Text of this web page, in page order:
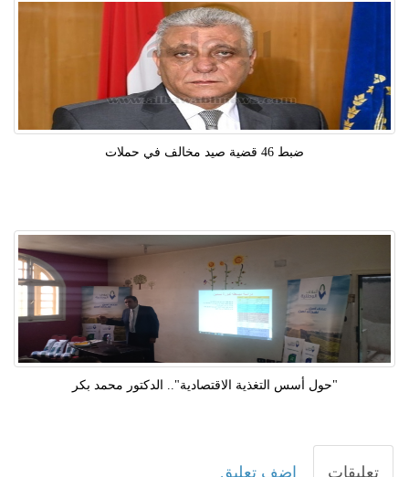
ضبط 46 قضية صيد مخالف في حملات
"حول أسس التغذية الاقتصادية".. الدكتور محمد بكر
تعليقات اضف تعليق